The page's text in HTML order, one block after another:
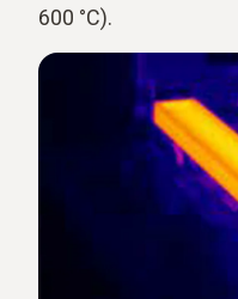
600 °C).